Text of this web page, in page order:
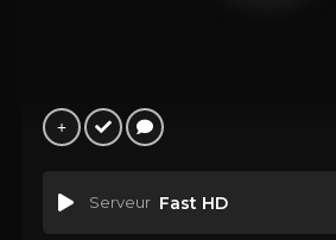
Serveur Fast HD